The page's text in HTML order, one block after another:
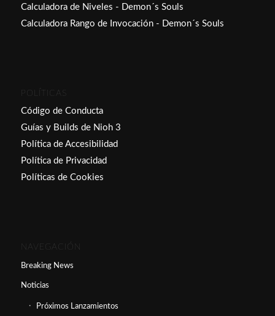
Calculadora de Niveles - Demon´s Souls
Calculadora Rango de Invocación - Demon´s Souls
POLÍTICAS
Código de Conducta
Guías y Builds de Nioh 3
Política de Accesibilidad
Política de Privacidad
Políticas de Cookies
NAVEGACIÓN
Breaking News
Noticias
Próximos Lanzamientos